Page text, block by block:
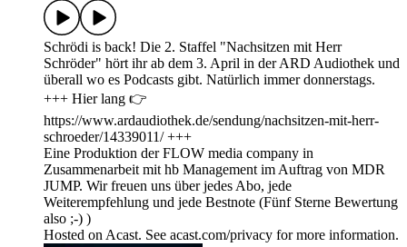
Schrödi is back! Die 2. Staffel "Nachsitzen mit Herr
Schröder" hört ihr ab dem 3. April in der ARD Audiothek und
überall wo es Podcasts gibt. Natürlich immer donnerstags.
+++ Hier lang 👉
https://www.ardaudiothek.de/sendung/nachsitzen-mit-herr-
schroeder/14339011/ +++
Eine Produktion der FLOW media company in
Zusammenarbeit mit hb Management im Auftrag von MDR
JUMP. Wir freuen uns über jedes Abo, jede
Weiterempfehlung und jede Bestnote (Fünf Sterne Bewertung
also ;-) )
Hosted on Acast. See acast.com/privacy for more information.